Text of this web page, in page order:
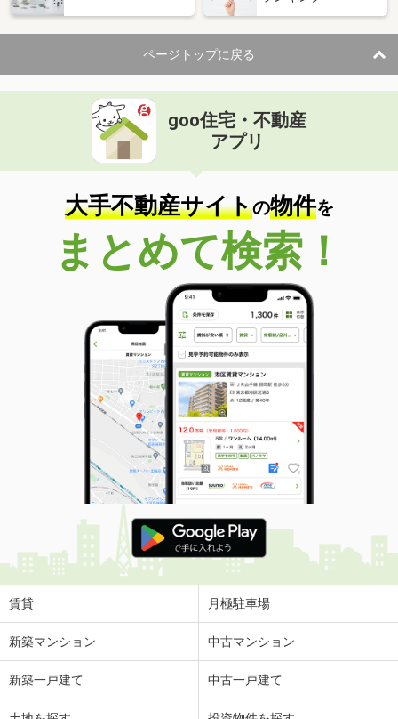
ページトップに戻る
goo住宅・不動産
アプリ
大手不動産サイトの物件を
まとめて検索！
賃貸 月極駐車場
新築マンション 中古マンション
新築一戸建て 中古一戸建て